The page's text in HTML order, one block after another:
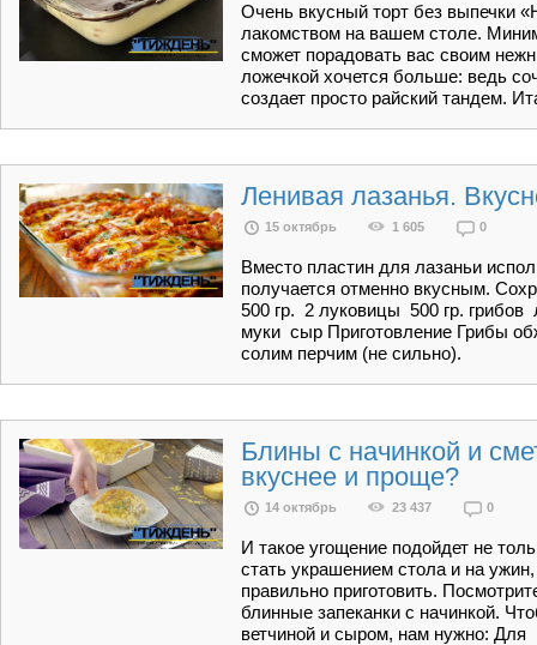
Очень вкусный торт без выпечки
лакомством на вашем столе.
сможет порадовать вас своим
ложечкой хочется больше: ведь
создает просто райский тандем.
Ленивая лазанья.
15 октябрь 1 605 0
Вместо пластин для лазаньи
получается отменно вкусным.
500 гр. 2 луковицы 500 гр.
муки сыр Приготовление Грибы
солим перчим (не сильно).
Блины с начинкой и
вкуснее и проще?
14 октябрь 23 437 0
И такое угощение подойдет не
стать украшением стола и на
правильно приготовить.
блинные запеканки с начинкой.
ветчиной и сыром, нам нужно: Для